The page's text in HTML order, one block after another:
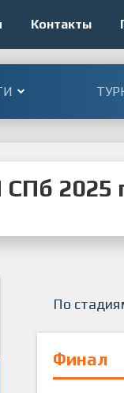
Контакты
2025
По
Финал